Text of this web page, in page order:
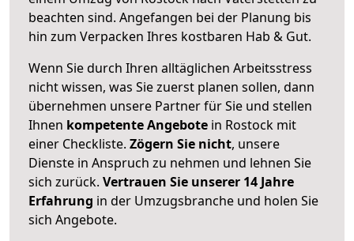
beachten sind. Angefangen bei der Planung bis
hin zum Verpacken Ihres kostbaren Hab & Gut.
Wenn Sie durch Ihren alltäglichen Arbeitsstress
nicht wissen, was Sie zuerst planen sollen, dann
übernehmen unsere Partner für Sie und stellen
Ihnen kompetente Angebote in Rostock mit
einer Checkliste. Zögern Sie nicht, unsere
Dienste in Anspruch zu nehmen und lehnen Sie
sich zurück. Vertrauen Sie unserer 14 Jahre
Erfahrung in der Umzugsbranche und holen Sie
sich Angebote.